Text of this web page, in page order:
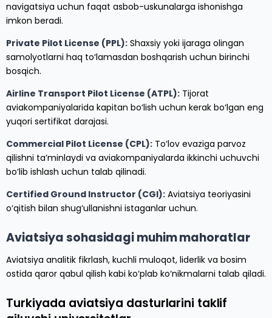
navigatsiya uchun faqat asbob-uskunalarga ishonishga
imkon beradi.
Private Pilot License (PPL): Shaxsiy yoki ijaraga olingan
samolyotlarni haq to‘lamasdan boshqarish uchun birinchi
bosqich.
Airline Transport Pilot License (ATPL): Tijorat
aviakompaniyalarida kapitan bo‘lish uchun kerak bo‘lgan eng
yuqori sertifikat darajasi.
Commercial Pilot License (CPL): To‘lov evaziga parvoz
qilishni ta’minlaydi va aviakompaniyalarda ikkinchi uchuvchi
bo‘lib ishlash uchun talab qilinadi.
Certified Ground Instructor (CGI): Aviatsiya teoriyasini
o‘qitish bilan shug‘ullanishni istaganlar uchun.
Aviatsiya sohasidagi muhim mahoratlar
Aviatsiya analitik fikrlash, kuchli muloqot, liderlik va bosim
ostida qaror qabul qilish kabi ko‘plab ko‘nikmalarni talab qiladi.
Turkiyada aviatsiya dasturlarini taklif